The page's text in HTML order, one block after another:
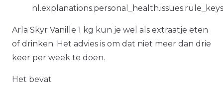
Arla Skyr Vanille 1 kg kun je wel als extraatje eten
of drinken. Het advies is om dat niet meer dan drie
keer per week te doen.
Het bevat